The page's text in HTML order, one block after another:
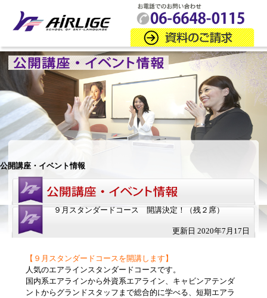
公開講座・イベント情報
９月スタンダードコース 開講決定！（残２席）
更新日 2020年7月17日
【９月スタンダードコースを開講します】
人気のエアラインスタンダードコースです。
国内系エアラインから外資系エアライン、キャビンアテンダ
ントからグランドスタッフまで総合的に学べる、短期エアラ